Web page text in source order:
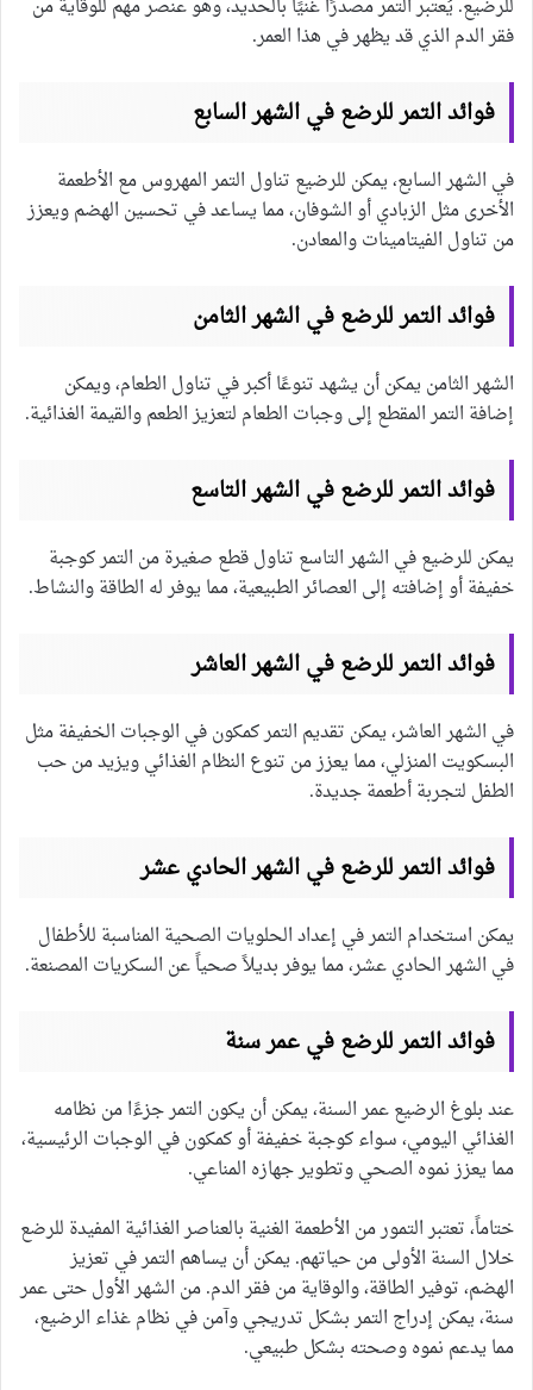
للرضيع. يُعتبر التمر مصدرًا غنيًا بالحديد، وهو عنصر مهم للوقاية من
فقر الدم الذي قد يظهر في هذا العمر.
فوائد التمر للرضع في الشهر السابع
في الشهر السابع، يمكن للرضيع تناول التمر المهروس مع الأطعمة
الأخرى مثل الزبادي أو الشوفان، مما يساعد في تحسين الهضم ويعزز
من تناول الفيتامينات والمعادن.
فوائد التمر للرضع في الشهر الثامن
الشهر الثامن يمكن أن يشهد تنوعًا أكبر في تناول الطعام، ويمكن
إضافة التمر المقطع إلى وجبات الطعام لتعزيز الطعم والقيمة الغذائية.
فوائد التمر للرضع في الشهر التاسع
يمكن للرضيع في الشهر التاسع تناول قطع صغيرة من التمر كوجبة
خفيفة أو إضافته إلى العصائر الطبيعية، مما يوفر له الطاقة والنشاط.
فوائد التمر للرضع في الشهر العاشر
في الشهر العاشر، يمكن تقديم التمر كمكون في الوجبات الخفيفة مثل
البسكويت المنزلي، مما يعزز من تنوع النظام الغذائي ويزيد من حب
الطفل لتجربة أطعمة جديدة.
فوائد التمر للرضع في الشهر الحادي عشر
يمكن استخدام التمر في إعداد الحلويات الصحية المناسبة للأطفال
في الشهر الحادي عشر، مما يوفر بديلاً صحياً عن السكريات المصنعة.
فوائد التمر للرضع في عمر سنة
عند بلوغ الرضيع عمر السنة، يمكن أن يكون التمر جزءًا من نظامه
الغذائي اليومي، سواء كوجبة خفيفة أو كمكون في الوجبات الرئيسية،
مما يعزز نموه الصحي وتطوير جهازه المناعي.
ختاماً، تعتبر التمور من الأطعمة الغنية بالعناصر الغذائية المفيدة للرضع
خلال السنة الأولى من حياتهم. يمكن أن يساهم التمر في تعزيز
الهضم، توفير الطاقة، والوقاية من فقر الدم. من الشهر الأول حتى عمر
سنة، يمكن إدراج التمر بشكل تدريجي وآمن في نظام غذاء الرضيع،
مما يدعم نموه وصحته بشكل طبيعي.